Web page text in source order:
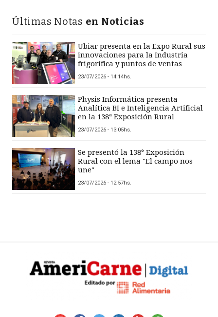
Últimas Notas en Noticias
Ubiar presenta en la Expo Rural sus
innovaciones para la Industria
frigorífica y puntos de ventas
23/07/2026 - 14:14hs.
Physis Informática presenta
Analítica BI e Inteligencia Artificial
en la 138ª Exposición Rural
23/07/2026 - 13:05hs.
Se presentó la 138° Exposición
Rural con el lema "El campo nos
une"
23/07/2026 - 12:57hs.